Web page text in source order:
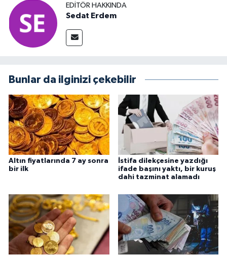
EDITÖR HAKKINDA
Sedat Erdem
Bunlar da ilginizi çekebilir
Altın fiyatlarında 7 ay sonra
bir ilk
İstifa dilekçesine yazdığı
ifade başını yaktı, bir kuruş
dahi tazminat alamadı